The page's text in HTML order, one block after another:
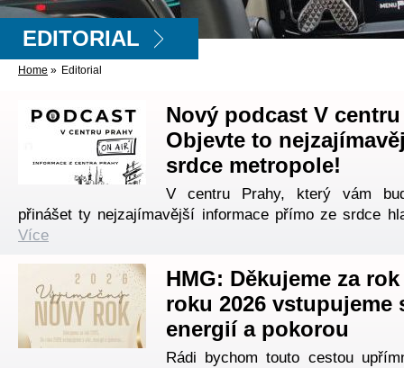
EDITORIAL
Home » Editorial
Nový podcast V
Objevte to
srdce metropole!
V centru Prahy, který vám
přinášet ty nejzajímavější informace přímo ze srdce
Více
HMG: Děkujeme za
roku 2026 vstupujeme
energií a pokorou
Rádi bychom touto cestou